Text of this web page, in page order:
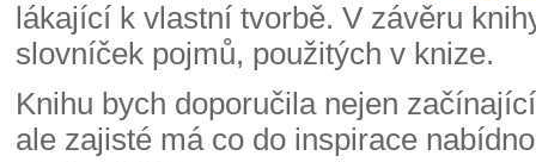
lákající k vlastní tvorbě. V závěru
slovníček pojmů, použitých v knize.
Knihu bych doporučila nejen
ale zajisté má co do inspirace